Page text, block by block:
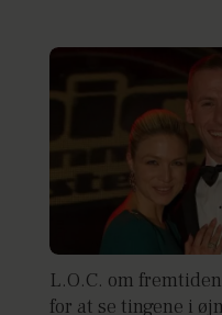
L.O.C. om
for at se tingene i